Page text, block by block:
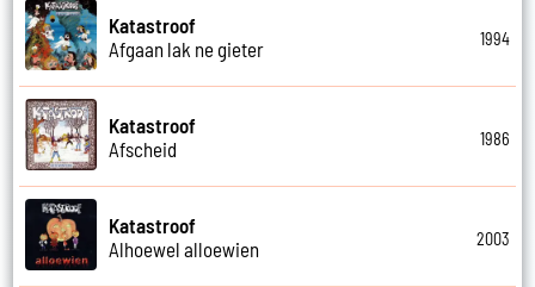
Katastroof
Afgaan lak ne gieter
1994
Katastroof
Afscheid
1986
Katastroof
Alhoewel alloewien
2003